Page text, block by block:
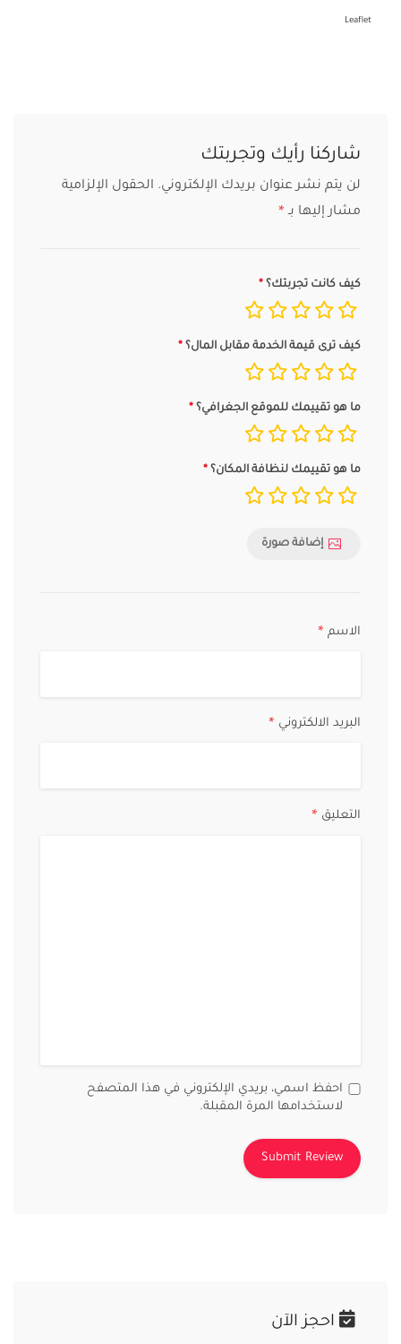
Leaflet
شاركنا رأيك وتجربتك
لن يتم نشر عنوان بريدك الإلكتروني. الحقول الإلزامية
مشار إليها بـ *
كيف كانت تجربتك؟
كيف ترى قيمة الخدمة مقابل المال؟
ما هو تقييمك للموقع الجغرافي؟
ما هو تقييمك لنظافة المكان؟
إضافة صورة
الاسم *
البريد الالكتروني *
التعليق *
احفظ اسمي، بريدي الإلكتروني في هذا المتصفح
لاستخدامها المرة المقبلة.
احجز الآن